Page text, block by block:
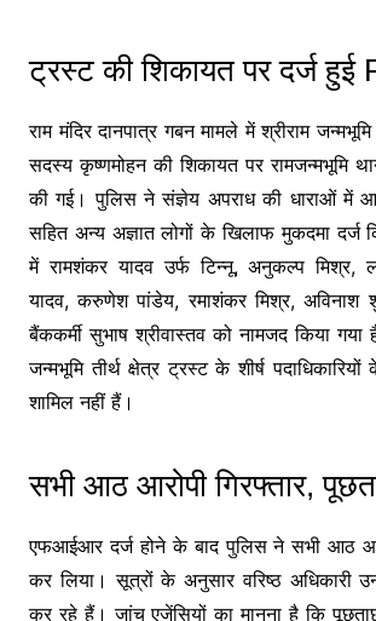
ट्रस्ट की शिकायत पर दर्ज हुई
राम मंदिर दानपात्र गबन मामले में श्रीराम
सदस्य कृष्णमोहन की शिकायत पर रामजन्मभूमि
की गई। पुलिस ने संज्ञेय अपराध की धाराओं में
सहित अन्य अज्ञात लोगों के खिलाफ मुकदमा
में रामशंकर यादव उर्फ टिन्नू, अनुकल्प मिश्र,
यादव, करुणेश पांडेय, रमाशंकर मिश्र, अविनाश
बैंककर्मी सुभाष श्रीवास्तव को नामजद किया गया
जन्मभूमि तीर्थ क्षेत्र ट्रस्ट के शीर्ष
शामिल नहीं हैं।
सभी आठ आरोपी गिरफ्तार,
एफआईआर दर्ज होने के बाद पुलिस ने सभी आठ
कर लिया। सूत्रों के अनुसार वरिष्ठ अधिकारी
कर रहे हैं। जांच एजेंसियों का मानना है कि